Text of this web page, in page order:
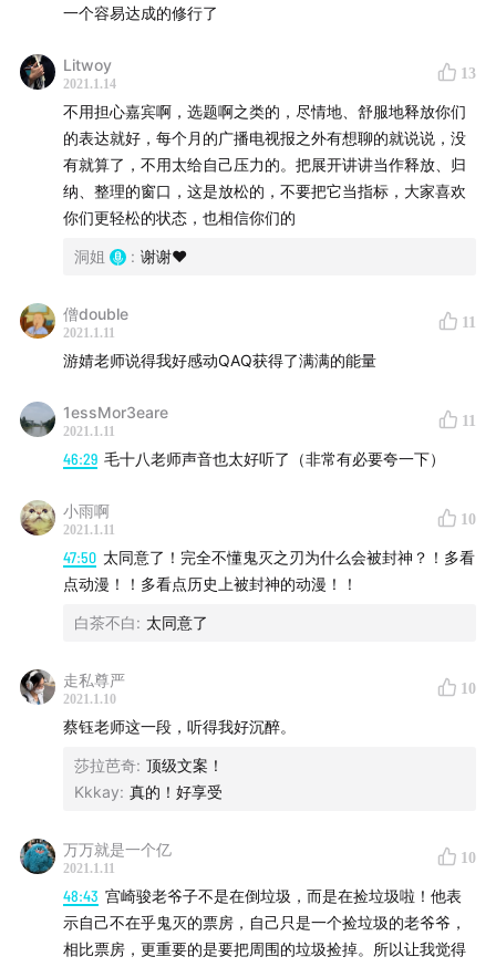
* 对于「做大做强」我们怎么看？
【本期音乐】
《东京人寿》by 容祖儿
主播：
康堤（@康堤will）
洞姐（@十两欢）
王老师（@我的老婆是小乔）
一个容易达成的修行了
Litwoy
2021.1.14
13
不用担心嘉宾啊，选题啊之类的，尽情地、舒服地释放你们
的表达就好，每个月的广播电视报之外有想聊的就说说，没
有就算了，不用太给自己压力的。把展开讲讲当作释放、归
纳、整理的窗口，这是放松的，不要把它当指标，大家喜欢
你们更轻松的状态，也相信你们的
洞姐 : 谢谢❤️
僧double
2021.1.11
11
游婧老师说得我好感动QAQ获得了满满的能量
1essMor3eare
2021.1.11
11
46:29 毛十八老师声音也太好听了（非常有必要夸一下）
小雨啊
2021.1.11
10
47:50 太同意了！完全不懂鬼灭之刃为什么会被封神？！多看
点动漫！！多看点历史上被封神的动漫！！
白茶不白: 太同意了
走私尊严
2021.1.10
10
蔡钰老师这一段，听得我好沉醉。
莎拉芭奇: 顶级文案！
Kkkay: 真的！好享受
万万就是一个亿
2021.1.11
10
48:43 宫崎骏老爷子不是在倒垃圾，而是在捡垃圾啦！他表
示自己不在乎鬼灭的票房，自己只是一个捡垃圾的老爷爷，
相比票房，更重要的是要把周围的垃圾捡掉。所以让我觉得